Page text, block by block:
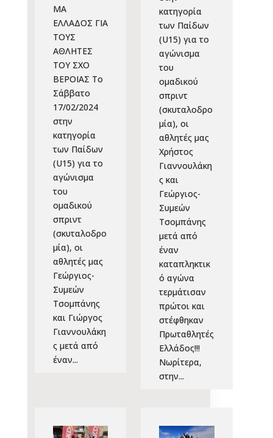
ΜΑ
ΕΛΛΑΔΟΣ ΓΙΑ
ΤΟΥΣ
ΑΘΛΗΤΕΣ
ΤΟΥ ΣΧΟ
ΒΕΡΟΙΑΣ Το
Σάββατο
17/02/2024
στην
κατηγορία
των Παίδων
(U15) για το
αγώνισμα
του
ομαδικού
σπριντ
(σκυταλοδρο
μία), οι
αθλητές μας
Γεώργιος-
Συμεών
Τσομπάνης
και Γιώργος
Γιαννουλάκη
ς μετά από
έναν...
κατηγορία
των Παίδων
(U15) για το
αγώνισμα
του
ομαδικού
σπριντ
(σκυταλοδρο
μία), οι
αθλητές μας
Χρήστος
Γιαννουλάκη
ς και
Γεώργιος-
Συμεών
Τσομπάνης
μετά από
έναν
καταπληκτικ
ό αγώνα
τερμάτισαν
πρώτοι και
στέφθηκαν
Πρωταθλητές
Ελλάδος!!!
Νωρίτερα,
στην...